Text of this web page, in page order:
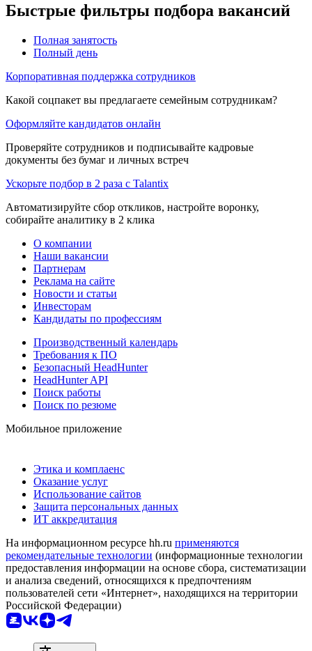
Быстрые фильтры подбора вакансий
Полная занятость
Полный день
Корпоративная поддержка сотрудников
Какой соцпакет вы предлагаете семейным сотрудникам?
Оформляйте кандидатов онлайн
Проверяйте сотрудников и подписывайте кадровые
документы без бумаг и личных встреч
Ускорьте подбор в 2 раза с Talantix
Автоматизируйте сбор откликов, настройте воронку,
собирайте аналитику в 2 клика
О компании
Наши вакансии
Партнерам
Реклама на сайте
Новости и статьи
Инвесторам
Кандидаты по профессиям
Производственный календарь
Требования к ПО
Безопасный HeadHunter
HeadHunter API
Поиск работы
Поиск по резюме
Мобильное приложение
Этика и комплаенс
Оказание услуг
Использование сайтов
Защита персональных данных
ИТ аккредитация
На информационном ресурсе hh.ru применяются
рекомендательные технологии (информационные технологии
предоставления информации на основе сбора, систематизации
и анализа сведений, относящихся к предпочтениям
пользователей сети «Интернет», находящихся на территории
Российской Федерации)